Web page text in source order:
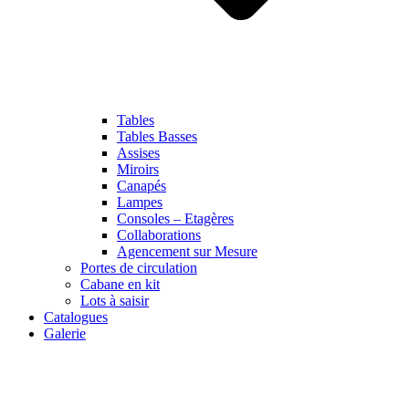
Tables
Tables Basses
Assises
Miroirs
Canapés
Lampes
Consoles – Etagères
Collaborations
Agencement sur Mesure
Portes de circulation
Cabane en kit
Lots à saisir
Catalogues
Galerie